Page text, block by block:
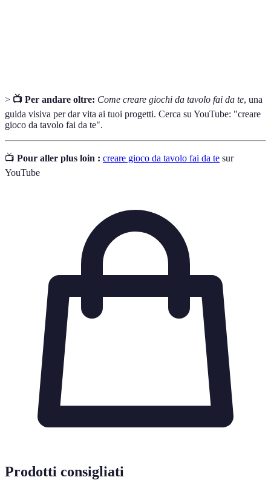
> 📺 Per andare oltre: Come creare giochi da tavolo fai da te, una
guida visiva per dar vita ai tuoi progetti. Cerca su YouTube: "creare
gioco da tavolo fai da te".
📺 Pour aller plus loin : creare gioco da tavolo fai da te sur
YouTube
Prodotti consigliati